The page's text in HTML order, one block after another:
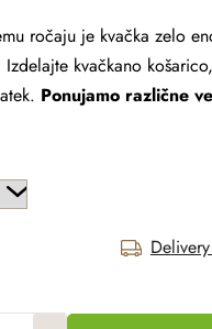
ročaju je kvačka zelo
kvačkano
Ponujamo različne